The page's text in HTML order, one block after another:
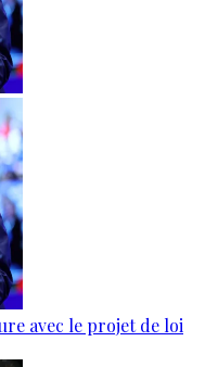
avec le projet de loi